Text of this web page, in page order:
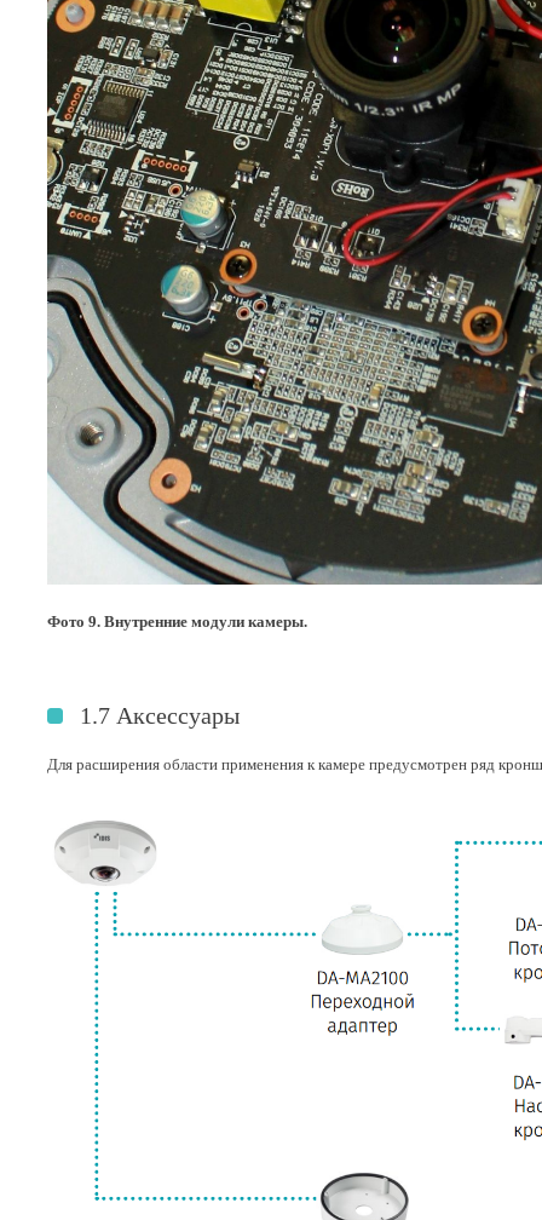
Фото 9. Внутренние модули камеры.
1.7 Аксессуары
Для расширения области применения к камере предусмотрен ряд